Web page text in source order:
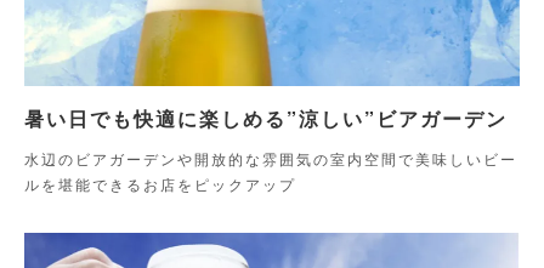
暑い日でも快適に楽しめる”涼しい”ビアガーデン
水辺のビアガーデンや開放的な雰囲気の室内空間で美味しいビー
ルを堪能できるお店をピックアップ